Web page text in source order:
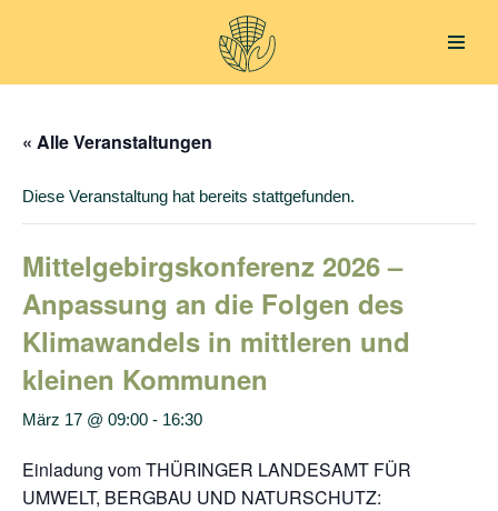
Inhalt
« Alle Veranstaltungen
Diese Veranstaltung hat bereits stattgefunden.
Mittelgebirgskonferenz 2026 –
Anpassung an die Folgen des
Klimawandels in mittleren und
kleinen Kommunen
März 17 @ 09:00 - 16:30
Einladung vom THÜRINGER LANDESAMT FÜR
UMWELT, BERGBAU UND NATURSCHUTZ: